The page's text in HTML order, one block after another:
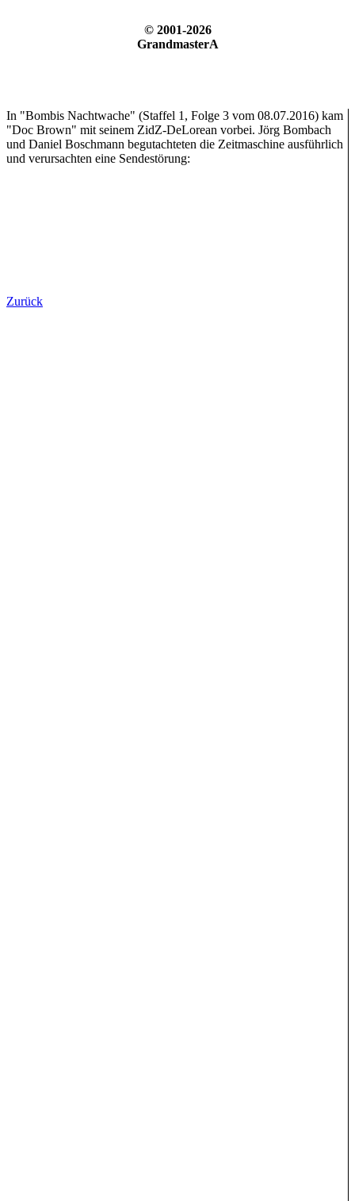
© 2001-2026
GrandmasterA
In "Bombis Nachtwache" (Staffel 1, Folge 3 vom 08.07.2016) kam
"Doc Brown" mit seinem ZidZ-DeLorean vorbei. Jörg Bombach
und Daniel Boschmann begutachteten die Zeitmaschine ausführlich
und verursachten eine Sendestörung:
Zurück